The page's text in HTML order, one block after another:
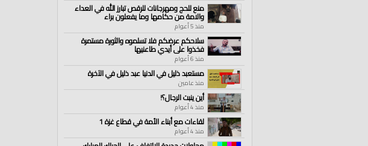
منع للحج ومهرجانات للرقص تبارز الله في العداء
والامة من حكامها وما يفعلون براء
منذ 5 أعوام
سلاحكم عرضكم فلا تسلموه والثورة مستمرة
فخذوا على أيدي طاعنيها
منذ 6 أعوام
مستعبد ذليل في الدنيا عبد ذليل في الآخرة
منذ عامين
أين ينبت الرجال؟!
منذ 4 أعوام
لقاءات مع أبناء الأمة في قطاع غزة 1
منذ 4 أعوام